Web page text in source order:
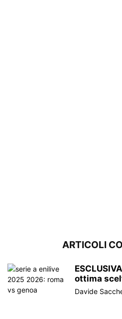
ARTICOLI
ottima
Davide